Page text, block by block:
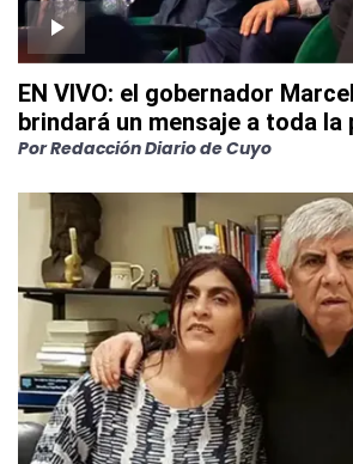
EN VIVO: el gobernador
brindará un mensaje a toda la
PorRedacción Diario de Cuyo